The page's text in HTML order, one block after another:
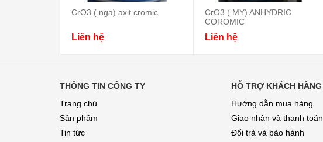
CrO3 ( nga) axit cromic
Liên hệ
CrO3 ( MY) ANHYDRIC
COROMIC
Liên hệ
THÔNG TIN CÔNG TY
Trang chủ
Sản phẩm
Tin tức
HỖ TRỢ KHÁCH HÀNG
Hướng dẫn mua hàng
Giao nhận và thanh toán
Đổi trả và bảo hành